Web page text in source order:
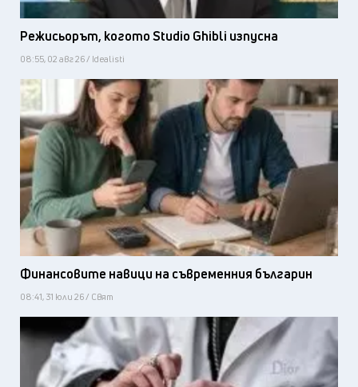
Режисьорът, когото Studio Ghibli изпусна
08:55, 02 авг 26 / Idealisti
Финансовите навици на съвременния българин
08:41, 31 юли 26 / Свят